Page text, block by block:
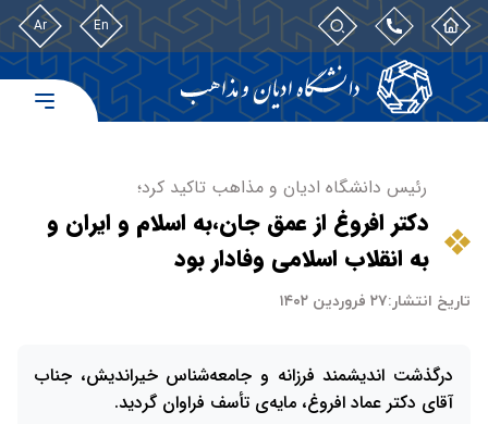
En
Ar
رئیس دانشگاه ادیان و مذاهب تاکید کرد؛
دکتر افروغ از عمق جان،به اسلام و ایران و
به انقلاب اسلامی وفادار بود
تاریخ انتشار:۲۷ فروردین ۱۴۰۲
درگذشت اندیشمند فرزانه و جامعه‌شناس خیراندیش، جناب
آقای دکتر عماد افروغ، مایه‌ی تأسف فراوان گردید.